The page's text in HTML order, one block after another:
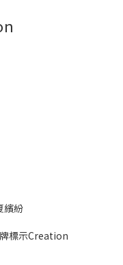
繽紛
標示Creation